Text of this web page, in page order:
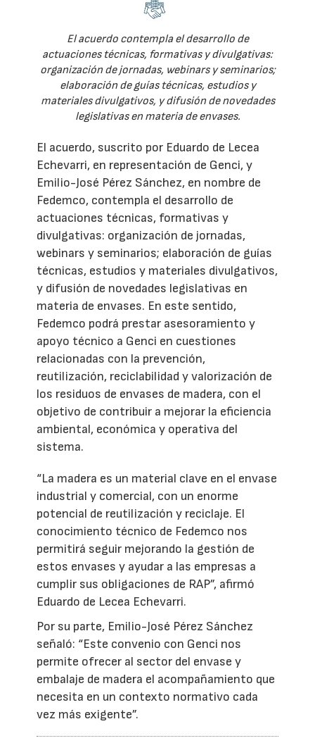
El acuerdo contempla el desarrollo de
actuaciones técnicas, formativas y divulgativas:
organización de jornadas, webinars y seminarios;
elaboración de guías técnicas, estudios y
materiales divulgativos, y difusión de novedades
legislativas en materia de envases.
El acuerdo, suscrito por Eduardo de Lecea
Echevarri, en representación de Genci, y
Emilio-José Pérez Sánchez, en nombre de
Fedemco, contempla el desarrollo de
actuaciones técnicas, formativas y
divulgativas: organización de jornadas,
webinars y seminarios; elaboración de guías
técnicas, estudios y materiales divulgativos,
y difusión de novedades legislativas en
materia de envases. En este sentido,
Fedemco podrá prestar asesoramiento y
apoyo técnico a Genci en cuestiones
relacionadas con la prevención,
reutilización, reciclabilidad y valorización de
los residuos de envases de madera, con el
objetivo de contribuir a mejorar la eficiencia
ambiental, económica y operativa del
sistema.
“La madera es un material clave en el envase
industrial y comercial, con un enorme
potencial de reutilización y reciclaje. El
conocimiento técnico de Fedemco nos
permitirá seguir mejorando la gestión de
estos envases y ayudar a las empresas a
cumplir sus obligaciones de RAP”, afirmó
Eduardo de Lecea Echevarri.
Por su parte, Emilio-José Pérez Sánchez
señaló: “Este convenio con Genci nos
permite ofrecer al sector del envase y
embalaje de madera el acompañamiento que
necesita en un contexto normativo cada
vez más exigente”.